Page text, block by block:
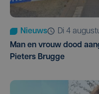
Nieuws
di 4
Man en vrouw dood
Pieters Brugge